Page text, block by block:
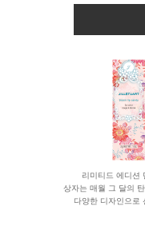
리미티드 에디션
상자는 매월 그 달의
다양한 디자인으로